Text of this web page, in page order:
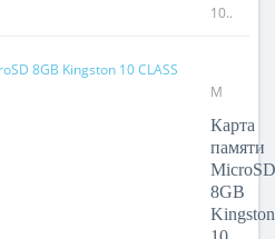
10..
Модель:
8GB
Kingston
10
CLASS
Карта
памяти
MicroSD
8GB
Kingston